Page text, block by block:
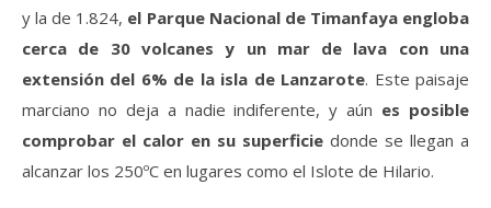
y la de 1.824, el Parque Nacional de Timanfaya engloba
cerca de 30 volcanes y un mar de lava con una
extensión del 6% de la isla de Lanzarote. Este paisaje
marciano no deja a nadie indiferente, y aún es posible
comprobar el calor en su superficie donde se llegan a
alcanzar los 250ºC en lugares como el Islote de Hilario.